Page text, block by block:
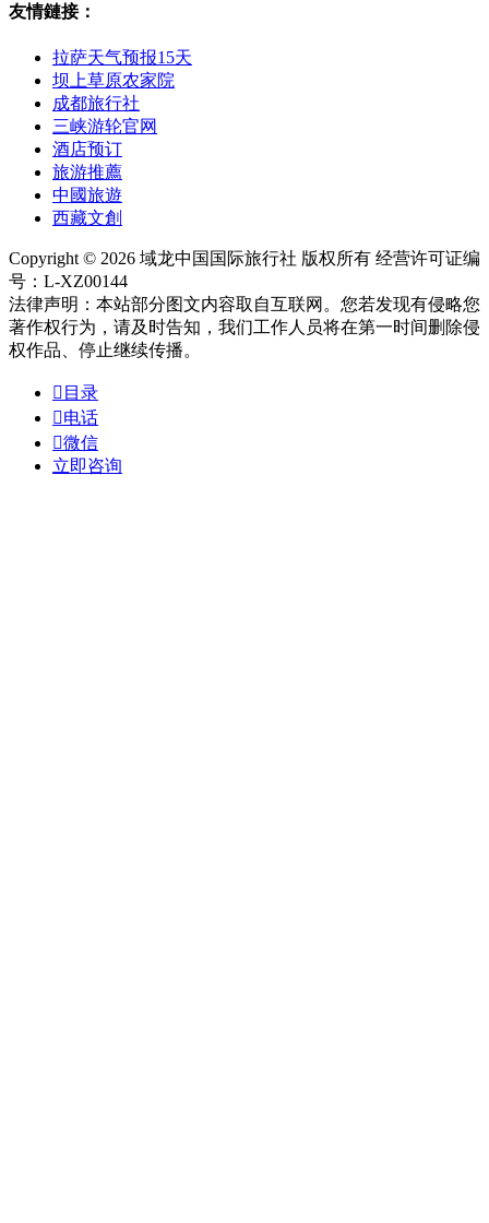
友情鏈接：
拉萨天气预报15天
坝上草原农家院
成都旅行社
三峡游轮官网
酒店预订
旅游推薦
中國旅遊
西藏文創
Copyright © 2026 域龙中国国际旅行社 版权所有 经营许可证编
号：L-XZ00144
法律声明：本站部分图文内容取自互联网。您若发现有侵略您
著作权行为，请及时告知，我们工作人员将在第一时间删除侵
权作品、停止继续传播。
 目录
电话
微信
立即咨询